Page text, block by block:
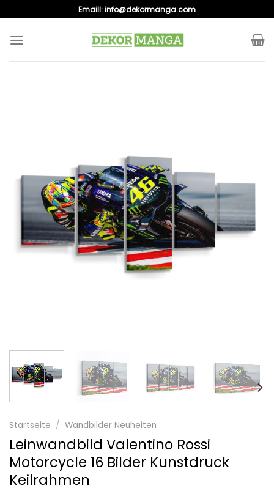
to
content
Emaill:info@dekormanga.com
Startseite / Wandbilder Neuheiten
Leinwandbild Valentino Rossi
Motorcycle 16 Bilder Kunstdruck
Keilrahmen